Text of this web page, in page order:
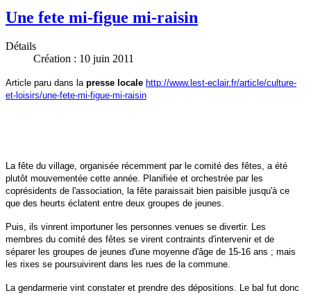
Une fete mi-figue mi-raisin
Détails
Création : 10 juin 2011
Article paru dans la presse locale http://www.lest-eclair.fr/article/culture-
et-loisirs/une-fete-mi-figue-mi-raisin
La fête du village, organisée récemment par le comité des fêtes, a été
plutôt mouvementée cette année. Planifiée et orchestrée par les
coprésidents de l'association, la fête paraissait bien paisible jusqu'à ce
que des heurts éclatent entre deux groupes de jeunes.
Puis, ils vinrent importuner les personnes venues se divertir. Les
membres du comité des fêtes se virent contraints d'intervenir et de
séparer les groupes de jeunes d'une moyenne d'âge de 15-16 ans ; mais
les rixes se poursuivirent dans les rues de la commune.
La gendarmerie vint constater et prendre des dépositions. Le bal fut donc